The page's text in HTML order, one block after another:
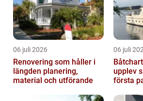
06 juli 2026
Renovering som håller i
längden planering,
material och utförande
06 juli
upplev
första